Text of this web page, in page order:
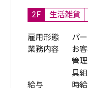
2F 生活雑貨
雇用形態
パ
業務内容
お
管理
具
給与
時